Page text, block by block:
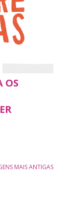
OS
MAIS ANTIGAS